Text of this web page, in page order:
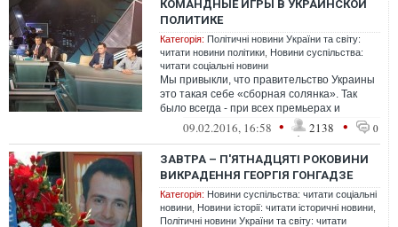
КОМАНДНЫЕ ИГРЫ В УКРАИНСКОЙ
ПОЛИТИКЕ
Категорія: Політичні новини України та світу:
читати новини політики Новини суспільства:
читати соціальні новини
Мы привыкли, что правительство Украины
это такая себе «сборная солянка». Так
было всегда - при всех премьерах и
президентах.
09.02.2016, 16:58 • 2138 • 0
ЗАВТРА – П'ЯТНАДЦЯТІ РОКОВИНИ
ВИКРАДЕННЯ ГЕОРГІЯ ГОНГАДЗЕ
Категорія: Новини суспільства: читати соціальні
новини Новини історії: читати історичні новини
Політичні новини України та світу: читати